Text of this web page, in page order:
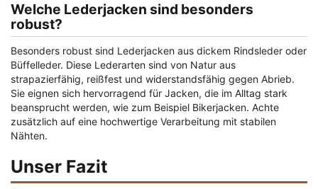
Welche Lederjacken sind besonders
robust?
Besonders robust sind Lederjacken aus dickem Rindsleder oder
Büffelleder. Diese Lederarten sind von Natur aus
strapazierfähig, reißfest und widerstandsfähig gegen Abrieb.
Sie eignen sich hervorragend für Jacken, die im Alltag stark
beansprucht werden, wie zum Beispiel Bikerjacken. Achte
zusätzlich auf eine hochwertige Verarbeitung mit stabilen
Nähten.
Unser Fazit